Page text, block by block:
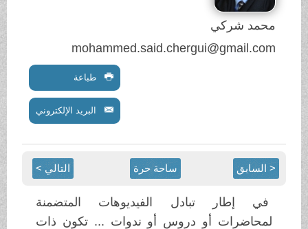
محمد شركي
mohammed.said.chergui@gmail.com
طباعة
البريد الإلكتروني
< السابق ساحة حرة التالي >
في إطار تبادل الفيديوهات المتضمنة
لمحاضرات أو دروس أو ندوات ... تكون ذات